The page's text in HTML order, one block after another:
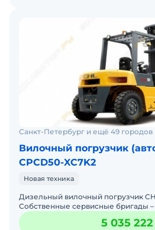
Санкт-Петербург и ещё 49 городов
Вилочный погрузчик
CPCD50-XC7K2
Новая техника
Дизельный вилочный погрузчик
Собственные сервисные бригады
простоев. Гарантия 12 месяцев + постгарантийное
обслуживание.
5 035